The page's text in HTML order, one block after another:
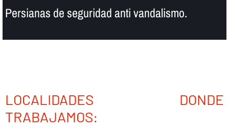
Persianas de seguridad anti vandalismo.
LOCALIDADES DONDE
TRABAJAMOS: